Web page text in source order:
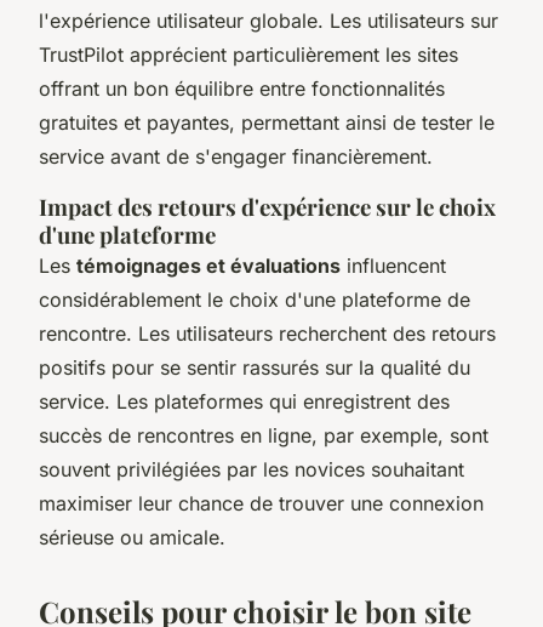
l'expérience utilisateur globale. Les utilisateurs sur
TrustPilot apprécient particulièrement les sites
offrant un bon équilibre entre fonctionnalités
gratuites et payantes, permettant ainsi de tester le
service avant de s'engager financièrement.
Impact des retours d'expérience sur le choix
d'une plateforme
Les témoignages et évaluations influencent
considérablement le choix d'une plateforme de
rencontre. Les utilisateurs recherchent des retours
positifs pour se sentir rassurés sur la qualité du
service. Les plateformes qui enregistrent des
succès de rencontres en ligne, par exemple, sont
souvent privilégiées par les novices souhaitant
maximiser leur chance de trouver une connexion
sérieuse ou amicale.
Conseils pour choisir le bon site